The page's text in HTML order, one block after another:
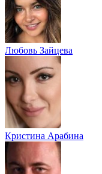
Любовь Зайцева
Кристина Арабина